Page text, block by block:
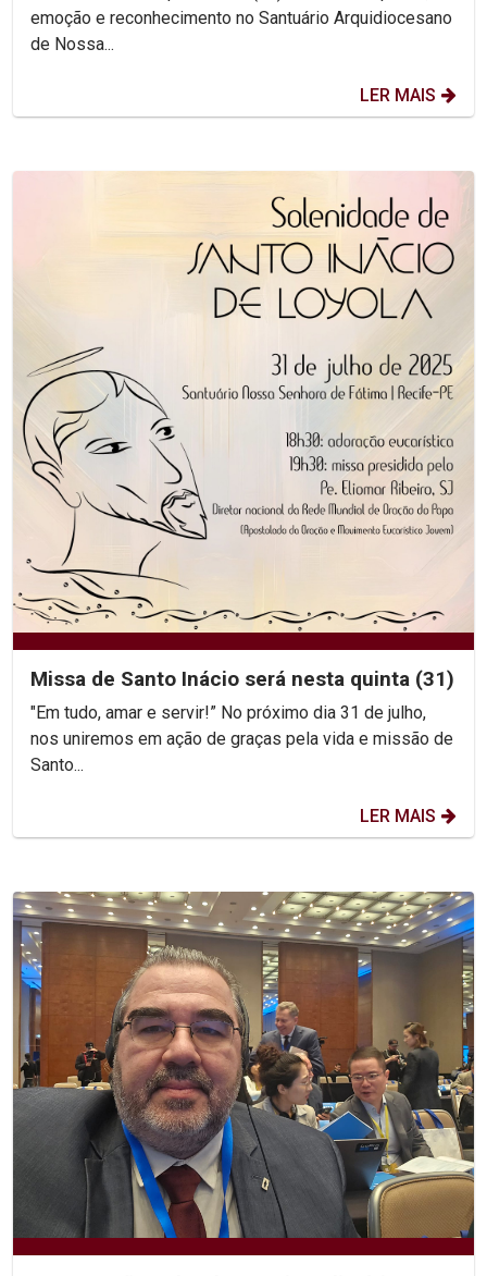
emoção e reconhecimento no Santuário Arquidiocesano
de Nossa...
LER MAIS
Missa de Santo Inácio será nesta quinta (31)
"Em tudo, amar e servir!” No próximo dia 31 de julho,
nos uniremos em ação de graças pela vida e missão de
Santo...
LER MAIS